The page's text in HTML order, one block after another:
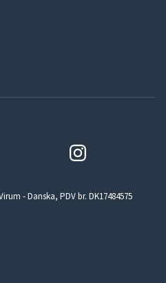
- Danska, PDV br. DK17484575